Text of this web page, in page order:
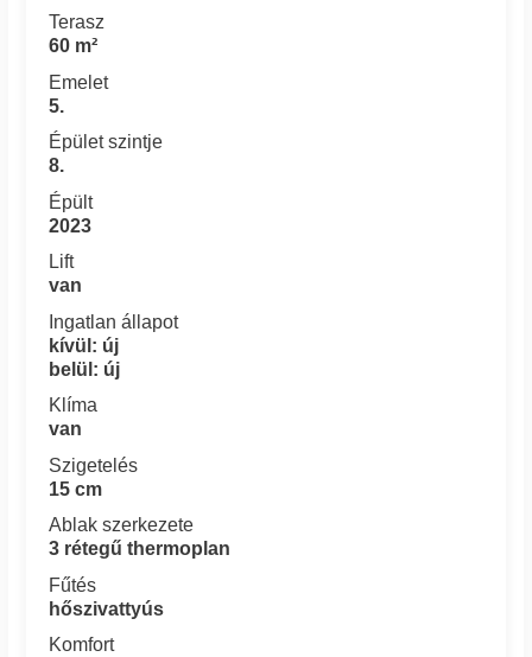
Terasz
60 m²
Emelet
5.
Épület szintje
8.
Épült
2023
Lift
van
Ingatlan állapot
kívül: új
belül: új
Klíma
van
Szigetelés
15 cm
Ablak szerkezete
3 rétegű thermoplan
Fűtés
hőszivattyús
Komfort